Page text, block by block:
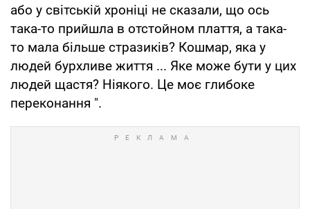
або у світській хроніці не сказали, що ось
така-то прийшла в отстойном плаття, а така-
то мала більше стразиків? Кошмар, яка у
людей бурхливе життя ... Яке може бути у цих
людей щастя? Ніякого. Це моє глибоке
переконання ".